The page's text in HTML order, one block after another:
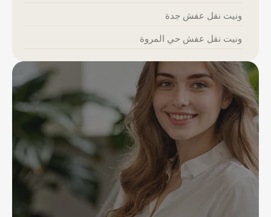
ونيت نقل عفش جدة
ونيت نقل عفش حي المروة